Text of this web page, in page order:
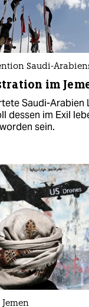
Saudi-
im
Saudi-Arabien
dessen im Exil
sein.